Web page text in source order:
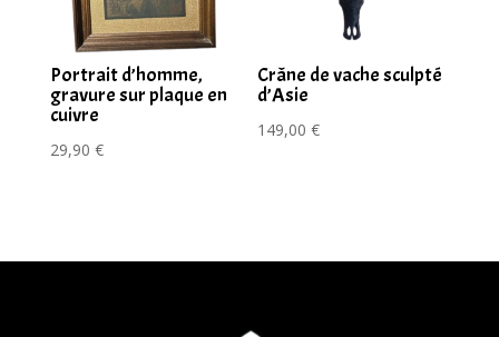
Portrait d’homme,
gravure sur plaque en
cuivre
29,90 €
Crâne de vache sculpté
d’Asie
149,00€